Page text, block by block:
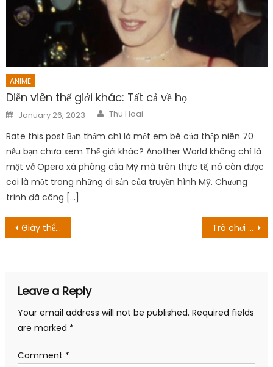
ANIME
Diễn viên thế giới khác: Tất cả về họ
Posted
on
January 26, 2023 Author
Thu Hoai
Rate this post Bạn thậm chí là một em bé của thập niên 70
nếu bạn chưa xem Thế giới khác? Another World không chỉ là
một vở Opera xà phòng của Mỹ mà trên thực tế, nó còn được
coi là một trong những di sản của truyền hình Mỹ. Chương
trình đã công […]
Post
Giày thể thao Nike Dunk lúc đầu tùy chỉnh đơn giản là đẹp Trò chơi hai mùa 11 tập 10: Ngày phát hành, cách xem và xem trước
Leave a Reply
Your email address will not be published. Required fields
are marked *
Comment *